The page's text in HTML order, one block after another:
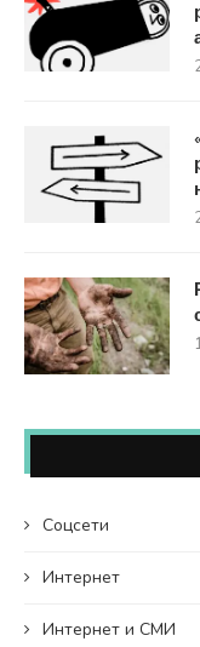
Coцсети
Интернет
Интернет и СМИ